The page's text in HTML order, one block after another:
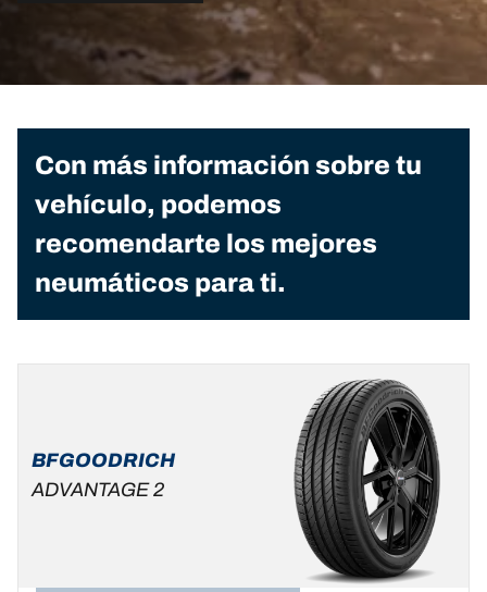
Con más información sobre tu
vehículo, podemos
recomendarte los mejores
neumáticos para ti.
BFGOODRICH
ADVANTAGE 2